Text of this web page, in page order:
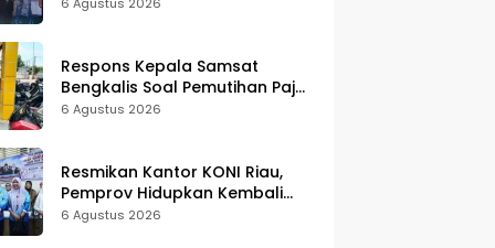
Respons Kepala Samsat
Bengkalis Soal Pemutihan Pajak
Disorot
6 Agustus 2026
Resmikan Kantor KONI Riau,
Pemprov Hidupkan Kembali
Kawasan Stadion Utama
6 Agustus 2026